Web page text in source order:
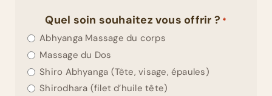
Quel soin souhaitez vous offrir ? *
Abhyanga Massage du corps
Massage du Dos
Shiro Abhyanga (Tête, visage, épaules)
Shirodhara (filet d’huile tête)